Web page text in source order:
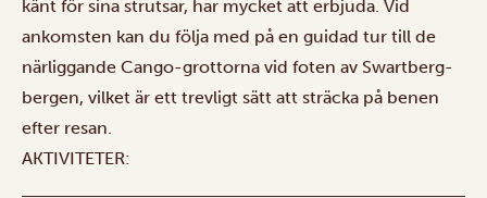
känt för sina strutsar, har mycket att erbjuda. Vid
ankomsten kan du följa med på en guidad tur till de
närliggande Cango-grottorna vid foten av Swartberg-
bergen, vilket är ett trevligt sätt att sträcka på benen
efter resan.
AKTIVITETER: